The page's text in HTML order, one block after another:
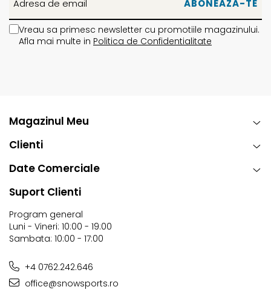
Vreau sa primesc newsletter cu promotiile magazinului.
Afla mai multe in Politica de Confidentialitate
Magazinul Meu
Clienti
Date Comerciale
Suport Clienti
Program general
Luni - Vineri: 10:00 - 19:00
Sambata: 10:00 - 17:00
+4 0762.242.646
office@snowsports.ro